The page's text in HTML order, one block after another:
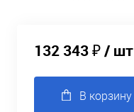
132 343 ₽/ шт
В корзину